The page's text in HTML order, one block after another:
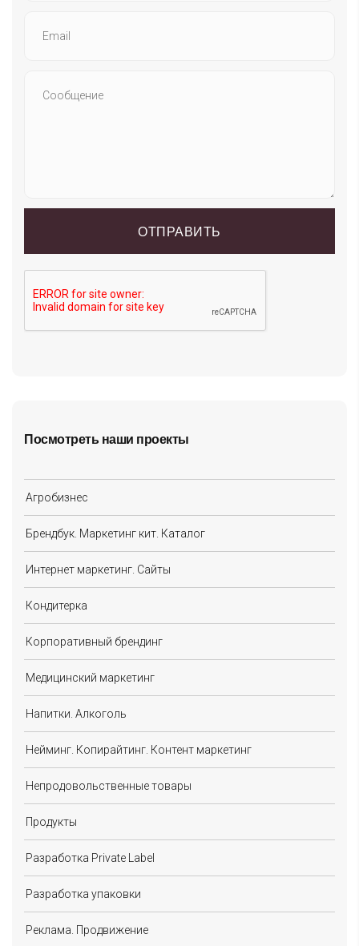
Посмотреть наши проекты
Агробизнес
Брендбук. Маркетинг кит. Каталог
Интернет маркетинг. Сайты
Кондитерка
Корпоративный брендинг
Медицинский маркетинг
Напитки. Алкоголь
Нейминг. Копирайтинг. Контент маркетинг
Непродовольственные товары
Продукты
Разработка Private Label
Разработка упаковки
Реклама. Продвижение